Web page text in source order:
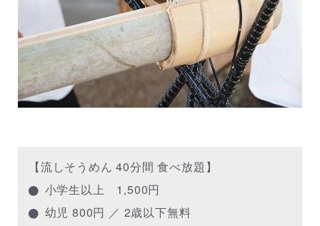
【流しそうめん 40分間 食べ放題】
小学生以上 1,500円
幼児 800円 ／ 2歳以下無料